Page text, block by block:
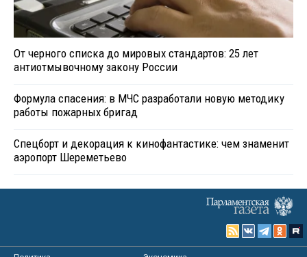
От черного списка до мировых стандартов: 25 лет
антиотмывочному закону России
Формула спасения: в МЧС разработали новую методику
работы пожарных бригад
Спецборт и декорация к кинофантастике: чем знаменит
аэропорт Шереметьево